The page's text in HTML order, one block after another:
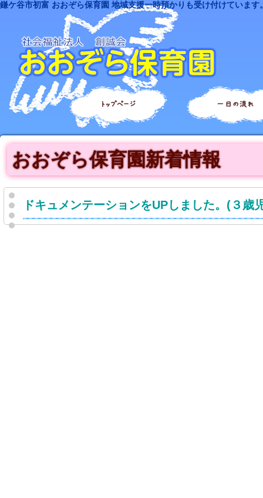
鎌ケ谷市初富 おおぞら保育園 地域支援一時預かりも受け付けています
トップページ 一日の流れ
おおぞら保育園新着情報
ドキュメンテーションをUPしました。(３歳